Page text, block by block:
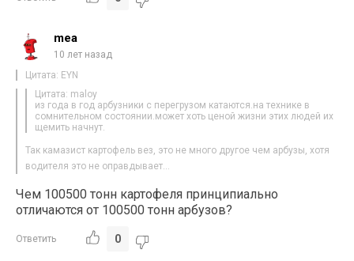
mea
10 лет назад
Цитата: EYN
Цитата: maloy
из года в год арбузники с перегрузом катаются.на технике в
сомнительном состоянии.может хоть ценой жизни этих людей их
щемить начнут.
Так камазист картофель вез, это не много другое чем арбузы, хотя
водителя это не оправдывает…
Чем 100500 тонн картофеля принципиально
отличаются от 100500 тонн арбузов?
Ответить 0